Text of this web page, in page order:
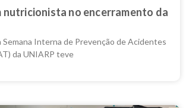
nutricionista no encerramento da
Semana Interna de Prevenção de Acidentes
da UNIARP teve